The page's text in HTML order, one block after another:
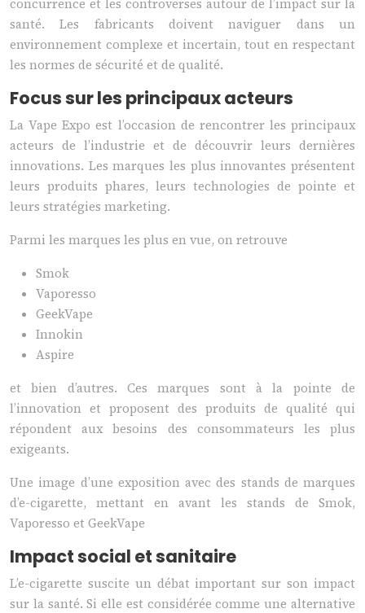
santé. Les fabricants doivent naviguer dans un
environnement complexe et incertain, tout en respectant
les normes de sécurité et de qualité.
Focus sur les principaux acteurs
La Vape Expo est l’occasion de rencontrer les principaux
acteurs de l’industrie et de découvrir leurs dernières
innovations. Les marques les plus innovantes présentent
leurs produits phares, leurs technologies de pointe et
leurs stratégies marketing.
Parmi les marques les plus en vue, on retrouve
Smok
Vaporesso
GeekVape
Innokin
Aspire
et bien d’autres. Ces marques sont à la pointe de
l’innovation et proposent des produits de qualité qui
répondent aux besoins des consommateurs les plus
exigeants.
Une image d’une exposition avec des stands de marques
d’e-cigarette, mettant en avant les stands de Smok,
Vaporesso et GeekVape
Impact social et sanitaire
L’e-cigarette suscite un débat important sur son impact
sur la santé. Si elle est considérée comme une alternative